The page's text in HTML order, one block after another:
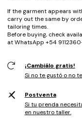
If the garment appears
carry out the same by
tailoring times.
Before buying, check
at WhatsApp +54
¡Cambiálo gratis!
Si no te gustó o no
Postventa
Si tu prenda
en nuestro taller.